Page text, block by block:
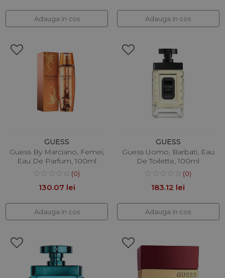
Adauga in cos Adauga in cos
GUESS
Guess By Marciano, Femei,
Eau De Parfum, 100ml
(0)
130.07 lei
Adauga in cos
GUESS
Guess Uomo, Barbati, Eau
De Toilette, 100ml
(0)
183.12 lei
Adauga in cos